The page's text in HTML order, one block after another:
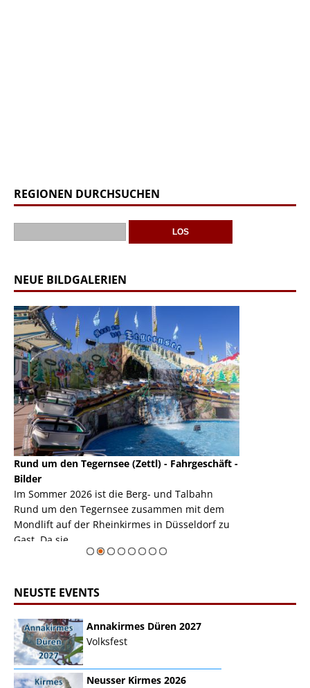
REGIONEN DURCHSUCHEN
NEUE BILDGALERIEN
Rund um den Tegernsee (Zettl) - Fahrgeschäft -
Bilder
Im Sommer 2026 ist die Berg- und Talbahn
Rund um den Tegernsee zusammen mit dem
Mondlift auf der Rheinkirmes in Düsseldorf zu
Gast. Da sie ...
NEUSTE EVENTS
Annakirmes Düren 2027
Volksfest
Neusser Kirmes 2026